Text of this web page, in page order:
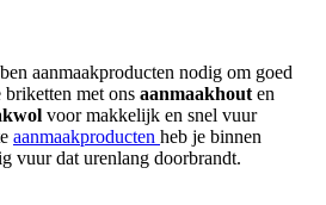
aanmaakproducten nodig om goed
met ons aanmaakhout en
voor makkelijk en snel vuur
aanmaakproducten heb je binnen
vuur dat urenlang doorbrandt.